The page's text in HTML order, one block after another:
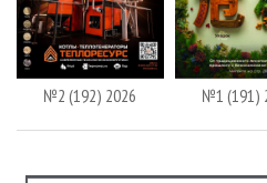
№2 (192) 2026 №1 (191)